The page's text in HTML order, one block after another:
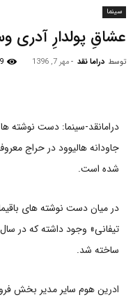
سینما
عشاقِ پولدارِ
توسط دراما نقد -مهر 7, 1396
درامانقد-سینما: دست نوشته
شده است.
در میان دست نوشته های
ساخته شد.
ادرین هوم سایر مدیر بخش